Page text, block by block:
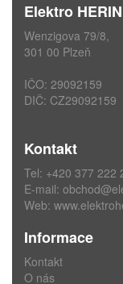
Elektro
Wenzigova 79/8,
301 00 Plzeň
IČO: 29092159
DIČ: CZ29092159
Kontakt
Tel: +420 377 222
E-mail:
Web:
Informace
Kontakt
O nás